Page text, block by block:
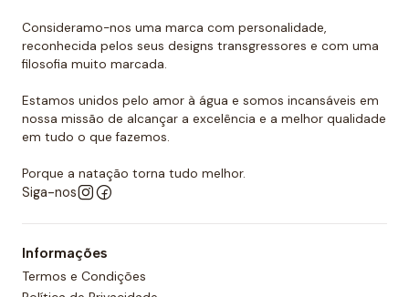
Consideramo-nos uma marca com personalidade,
reconhecida pelos seus designs transgressores e com uma
filosofia muito marcada.
Estamos unidos pelo amor à água e somos incansáveis em
nossa missão de alcançar a excelência e a melhor qualidade
em tudo o que fazemos.
Porque a natação torna tudo melhor.
Siga-nos
Informações
Termos e Condições